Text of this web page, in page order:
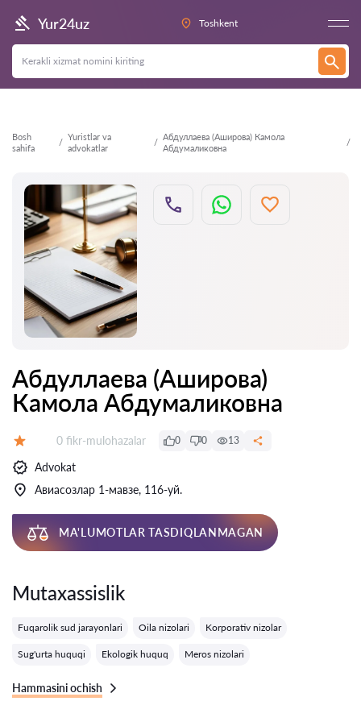
Yur24uz Toshkent
Bosh
sahifa
Yuristlar va
advokatlar
Абдуллаева (Аширова) Камола
Абдумаликовна
Orqaga
Абдуллаева (Аширова)
Камола Абдумаликовна
Fikrlar:
0 fikr-mulohazalar 0 0 13
Advokat
Авиасозлар 1-мавзе, 116-уй.
MA'LUMOTLAR TASDIQLANMAGAN
Mutaxassislik
Fuqarolik sud jarayonlari Oila nizolari Korporativ nizolar
Sug'urta huquqi Ekologik huquq Meros nizolari
Hammasini ochish